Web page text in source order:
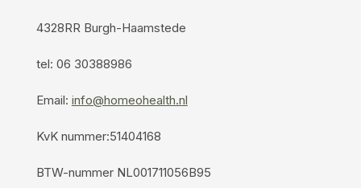
4328RR Burgh-Haamstede
tel: 06 30388986
Email: info@homeohealth.nl
KvK nummer:51404168
BTW-nummer NL001711056B95